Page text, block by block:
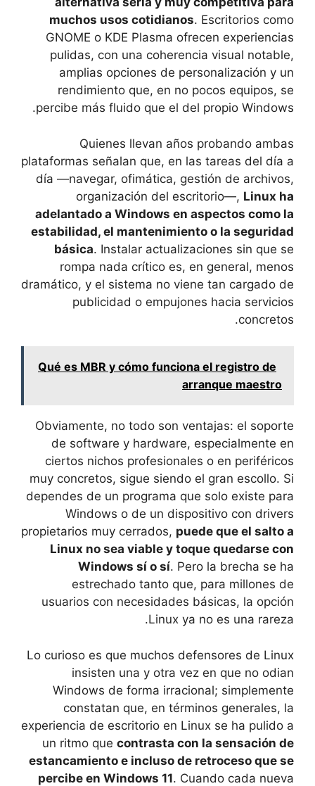
muchos usos cotidianos. Escritorios como
GNOME o KDE Plasma ofrecen experiencias
pulidas, con una coherencia visual notable,
amplias opciones de personalización y un
rendimiento que, en no pocos equipos, se
percibe más fluido que el del propio Windows.
Quienes llevan años probando ambas
plataformas señalan que, en las tareas del día a
día —navegar, ofimática, gestión de archivos,
organización del escritorio—, Linux ha
adelantado a Windows en aspectos como la
estabilidad, el mantenimiento o la seguridad
básica. Instalar actualizaciones sin que se
rompa nada crítico es, en general, menos
dramático, y el sistema no viene tan cargado de
publicidad o empujones hacia servicios
concretos.
Qué es MBR y cómo funciona el registro de
arranque maestro
Obviamente, no todo son ventajas: el soporte
de software y hardware, especialmente en
ciertos nichos profesionales o en periféricos
muy concretos, sigue siendo el gran escollo. Si
dependes de un programa que solo existe para
Windows o de un dispositivo con drivers
propietarios muy cerrados, puede que el salto a
Linux no sea viable y toque quedarse con
Windows sí o sí. Pero la brecha se ha
estrechado tanto que, para millones de
usuarios con necesidades básicas, la opción
Linux ya no es una rareza.
Lo curioso es que muchos defensores de Linux
insisten una y otra vez en que no odian
Windows de forma irracional; simplemente
constatan que, en términos generales, la
experiencia de escritorio en Linux se ha pulido a
un ritmo que contrasta con la sensación de
estancamiento e incluso de retroceso que se
percibe en Windows 11. Cuando cada nueva